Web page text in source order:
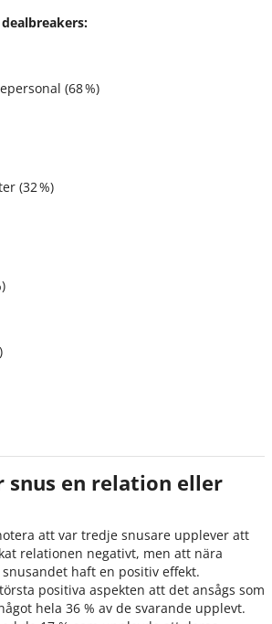
(68 %)
(32 %)
snus en relation eller
att var tredje snusare upplever att
relationen negativt, men att nära
haft en positiv effekt.
positiva aspekten att det ansågs som
hela 36 % av de svarande upplevt.